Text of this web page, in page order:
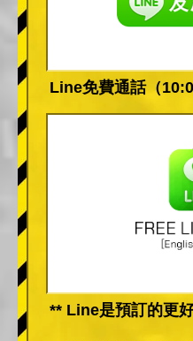
Line免費通話（
** Line是預訂的更